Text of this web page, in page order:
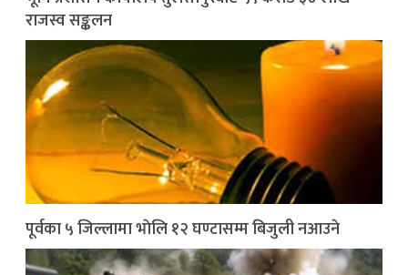
राजस्व सङ्कलन
पूर्वका ५ जिल्लामा भाेलि १२ घण्टासम्म बिजुली नआउने